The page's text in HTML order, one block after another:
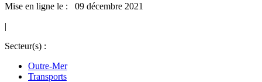
Mise en ligne le : 09 décembre 2021
|
Secteur(s) :
Outre-Mer
Transports